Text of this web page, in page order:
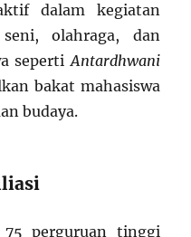
dalam kegiatan
olahraga, dan
sepertiAntardhwani
bakat mahasiswa
budaya.
perguruan tinggi